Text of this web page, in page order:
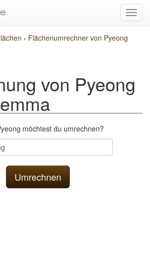
› Flächenumrechner von Pyeong
von Pyeong
möchtest du umrechnen?